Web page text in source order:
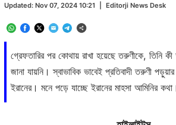
গ্রেফতারির পর কোথায় রাখা হয়েছে তরুণীকে, তিনি
জানা যায়নি। স্বাভাবিক ভাবেই প্রতিবাদী তরুণী
ইরানের। মনে পড়ে যাচ্ছে ইরানের মাহসা আমিনির কথা।
Updated: Nov 07, 2024 10:21 Editorji News Desk